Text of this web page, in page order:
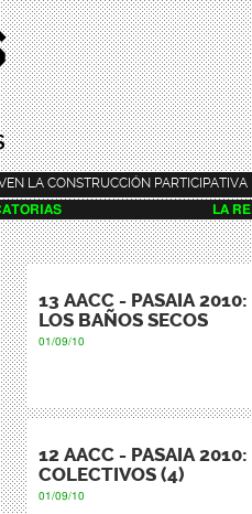
Pasar al
contenido
principal
LA CONSTRUCCIÓN
LA
13 AACC - PASAIA
LOS BAÑOS SECOS
01/09/10
12 AACC - PASAIA
COLECTIVOS (4)
01/09/10